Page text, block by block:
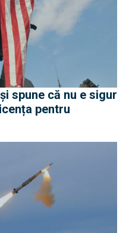
spune că nu e sigur
pentru